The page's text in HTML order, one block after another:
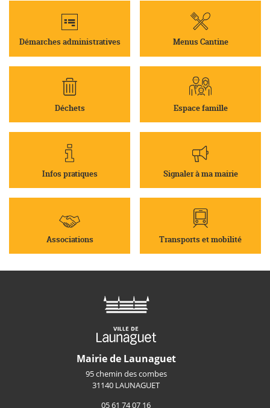
Démarches administratives Menus Cantine
Déchets Espace famille
Infos pratiques Signaler à ma mairie
Associations Transports et mobilité
Mairie de Launaguet
95 chemin des combes
31140 LAUNAGUET
05 61 74 07 16